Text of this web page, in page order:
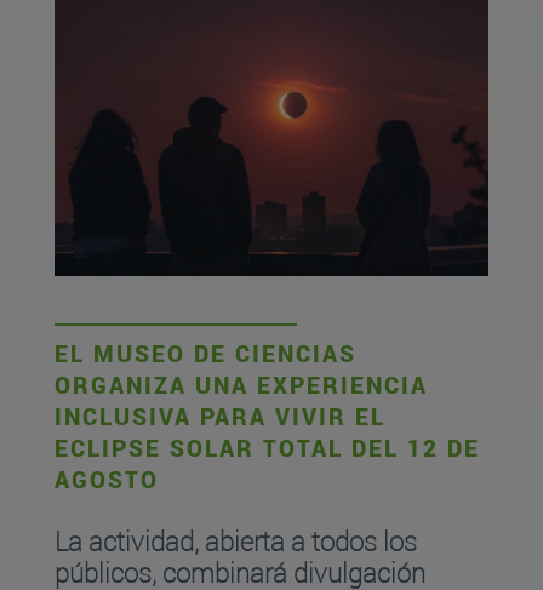
EL MUSEO DE CIENCIAS
ORGANIZA UNA EXPERIENCIA
INCLUSIVA PARA VIVIR EL
ECLIPSE SOLAR TOTAL DEL 12 DE
AGOSTO
La actividad, abierta a todos los
públicos, combinará divulgación